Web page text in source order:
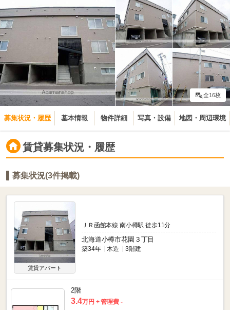
全16枚
募集状況・履歴 基本情報 物件詳細 写真・設備 地図・周辺環境
賃貸募集状況・履歴
募集状況(3件掲載)
賃貸アパート
ＪＲ函館本線 南小樽駅 徒歩11分
北海道小樽市花園３丁目
築34年 木造 3階建
2階
3.4万円
管理費 -